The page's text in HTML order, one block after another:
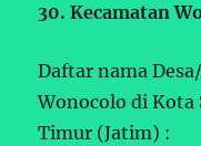
30. Kecamatan
Daftar nama
Wonocolo di Kota
Timur (Jatim) :